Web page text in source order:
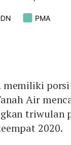
memiliki
Air
triwulan
2020.